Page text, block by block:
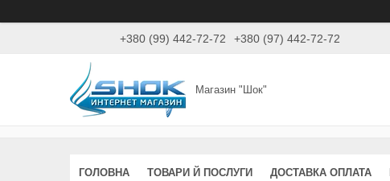
+380 (99) 442-72-72 +380 (97) 442-72-72
Магазин "Шок"
ГОЛОВНА ТОВАРИ Й ПОСЛУГИ ДОСТАВКА ОПЛАТА